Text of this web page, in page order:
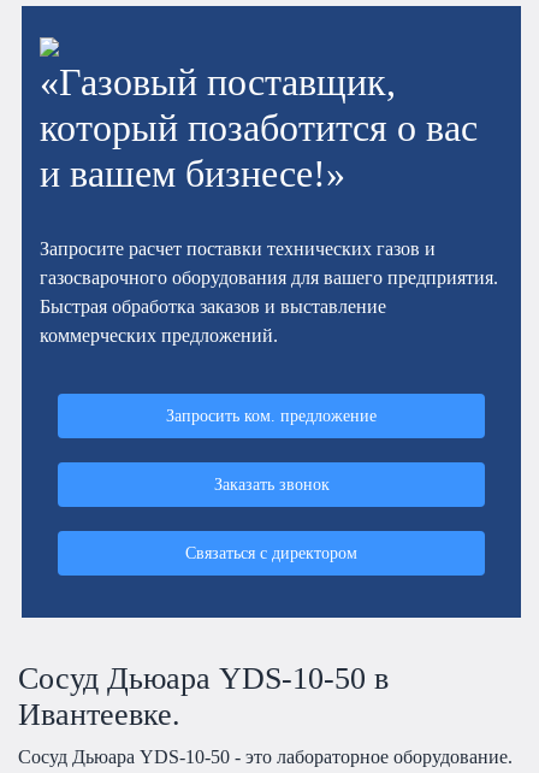
«Газовый поставщик,
который позаботится о вас
и вашем бизнесе!»
Запросите расчет поставки технических газов и
газосварочного оборудования для вашего предприятия.
Быстрая обработка заказов и выставление
коммерческих предложений.
Запросить ком. предложение
Заказать звонок
Связаться с директором
Сосуд Дьюара YDS-10-50 в
Ивантеевке.
Сосуд Дьюара YDS-10-50 - это лабораторное оборудование.